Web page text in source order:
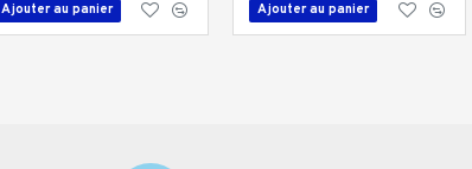
Ajouter au panier Ajouter au panier